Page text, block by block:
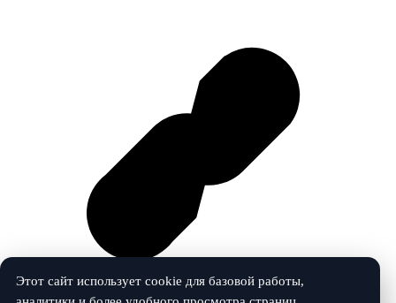
Этот сайт использует cookie для базовой работы,